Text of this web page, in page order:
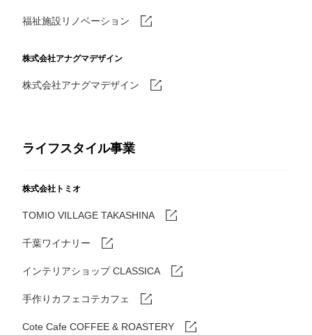
福祉施設リノベーション
株式会社アナグマデザイン
株式会社アナグマデザイン
ライフスタイル事業
株式会社トミオ
TOMIO VILLAGE TAKASHINA
千葉ワイナリー
インテリアショップ CLASSICA
手作りカフェコテカフェ
Cote Cafe COFFEE & ROASTERY